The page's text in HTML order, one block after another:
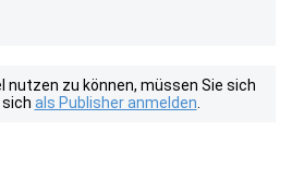
nutzen zu können, müssen Sie sich
als Publisher anmelden